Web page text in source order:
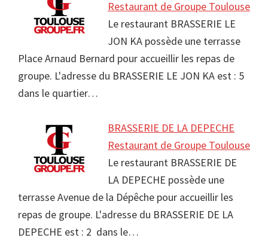
Restaurant de Groupe Toulouse
Le restaurant BRASSERIE LE
JON KA possède une terrasse
Place Arnaud Bernard pour accueillir les repas de
groupe. L'adresse du BRASSERIE LE JON KA est : 5
dans le quartier…
BRASSERIE DE LA DEPECHE
Restaurant de Groupe Toulouse
Le restaurant BRASSERIE DE
LA DEPECHE possède une
terrasse Avenue de la Dépêche pour accueillir les
repas de groupe. L'adresse du BRASSERIE DE LA
DEPECHE est : 2 dans le…